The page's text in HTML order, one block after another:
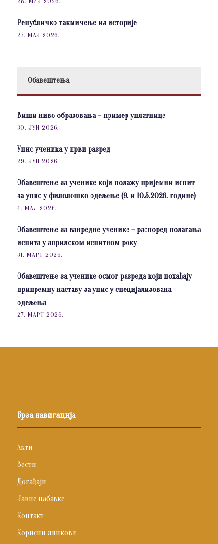
Републичко такмичење из историје
27. МАЈ 2026.
Обавештења
Виши ниво образовања – пример уплатнице
30. ЈУН 2026.
Упис ученика у први разред
29. ЈУН 2026.
Обавештење за ученике који полажу пријемни испит
за упис у филолошко одељење (9. и 10.5.2026. године)
4. МАЈ 2026.
Обавештење за ванредне ученике – распоред полагања
испита у априлском испитном року
31. МАРТ 2026.
Обавештење за ученике осмог разреда који похађају
припремну наставу за упис у специјализована
одељења
27. МАРТ 2026.
Брза навигација
Акти
Вести
Догађаји
Јавне набавке
Контакт
Корисни линкови